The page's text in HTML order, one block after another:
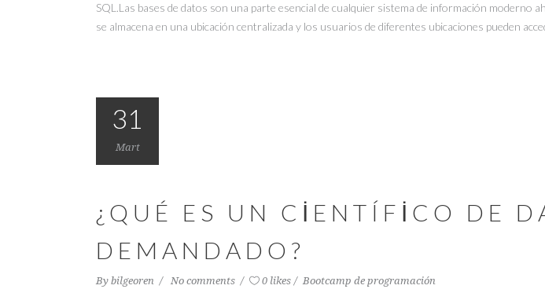
SQL.Las bases de datos son una parte esencial de cualquier sistema de información
se almacena en una ubicación centralizada y los usuarios de diferentes ubicaciones pueden
31
Mart
¿QUÉ ES UN CIENTÍFICO DE
DEMANDADO?
By bilgeoren No comments 0 likes Bootcamp de programación